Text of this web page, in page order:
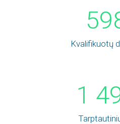
Kvalifikuotų
1